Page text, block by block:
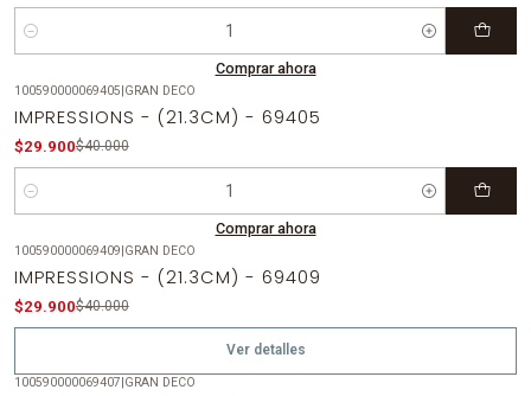
Cantidad
Comprar ahora
100590000069405|GRAN DECO
IMPRESSIONS - (21.3CM) - 69405
$29.900$40.000
Cantidad
Comprar ahora
Agotado
100590000069409|GRAN DECO
IMPRESSIONS - (21.3CM) - 69409
$29.900$40.000
Ver detalles
100590000069407|GRAN DECO